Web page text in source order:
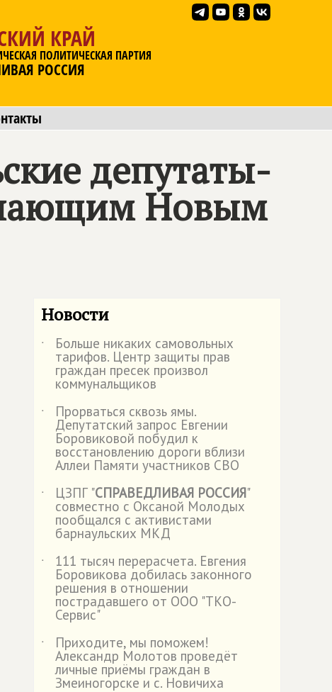
КРАЙ
ПОЛИТИЧЕСКАЯ ПАРТИЯ
РОССИЯ
депутаты-
Новым
Новости
˙ Больше никаких самовольных
тарифов. Центр защиты прав
граждан пресек произвол
коммунальщиков
˙
Прорваться сквозь ямы.
Депутатский запрос Евгении
Боровиковой побудил к
восстановлению дороги вблизи
Аллеи Памяти участников СВО
˙
ЦЗПГ "СПРАВЕДЛИВАЯ РОССИЯ"
совместно с Оксаной Молодых
пообщался с активистами
барнаульских МКД
˙
111 тысяч перерасчета. Евгения
Боровикова добилась законного
решения в отношении
пострадавшего от ООО "ТКО-
Сервис"
˙
Приходите, мы поможем!
Александр Молотов проведёт
личные приёмы граждан в
Змеиногорске и с. Новичиха